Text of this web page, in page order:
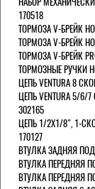
170518
ТОРМОЗА V-БРЕЙК
ТОРМОЗА V-БРЕЙК
ТОРМОЗА V-БРЕЙК
ТОРМОЗНЫЕ РУЧКИ
ЦЕПЬ VENTURA 8
ЦЕПЬ VENTURA 5/6/
302165
ЦЕПЬ 1/2Х1/8", 1-
170127
ВТУЛКА ЗАДНЯЯ
ВТУЛКА ПЕРЕДНЯЯ
ВТУЛКА ПЕРЕДНЯЯ